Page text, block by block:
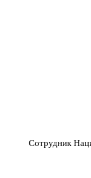
Сотрудник